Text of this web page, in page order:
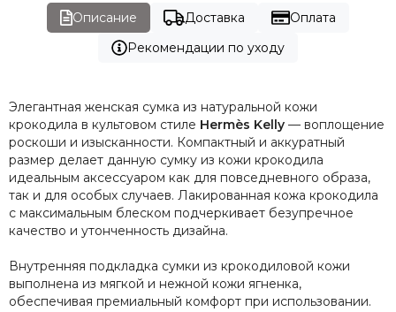
Описание Доставка
Оплата
Рекомендации по уходу
Элегантная женская сумка из натуральной кожи
крокодила в культовом стиле Hermès Kelly — воплощение
роскоши и изысканности. Компактный и аккуратный
размер делает данную сумку из кожи крокодила
идеальным аксессуаром как для повседневного образа,
так и для особых случаев. Лакированная кожа крокодила
с максимальным блеском подчеркивает безупречное
качество и утонченность дизайна.
Внутренняя подкладка сумки из крокодиловой кожи
выполнена из мягкой и нежной кожи ягненка,
обеспечивая премиальный комфорт при использовании.